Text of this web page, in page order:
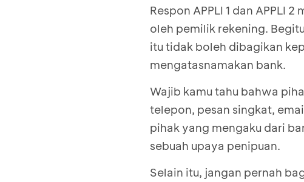
Respon APPLI 1 dan APPLI
oleh pemilik rekening.
itu tidak boleh dibagikan
mengatasnamakan bank.
Wajib kamu tahu bahwa
telepon, pesan singkat,
pihak yang mengaku dari
sebuah upaya penipuan.
Selain itu, jangan pernah